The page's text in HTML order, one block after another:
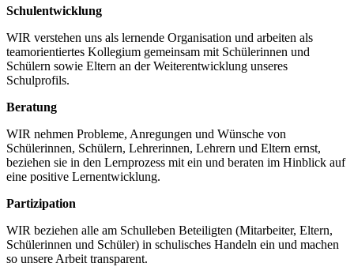
Schulentwicklung
WIR verstehen uns als lernende Organisation und arbeiten als
teamorientiertes Kollegium gemeinsam mit Schülerinnen und
Schülern sowie Eltern an der Weiterentwicklung unseres
Schulprofils.
Beratung
WIR nehmen Probleme, Anregungen und Wünsche von
Schülerinnen, Schülern, Lehrerinnen, Lehrern und Eltern ernst,
beziehen sie in den Lernprozess mit ein und beraten im Hinblick auf
eine positive Lernentwicklung.
Partizipation
WIR beziehen alle am Schulleben Beteiligten (Mitarbeiter, Eltern,
Schülerinnen und Schüler) in schulisches Handeln ein und machen
so unsere Arbeit transparent.